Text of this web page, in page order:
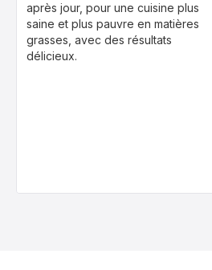
après jour, pour une cuisine plus
saine et plus pauvre en matières
grasses, avec des résultats
délicieux.